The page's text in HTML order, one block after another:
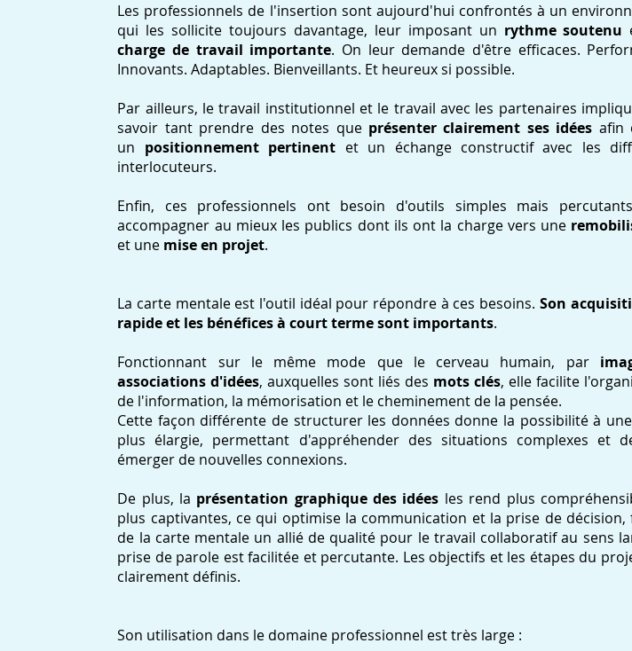
Les professionnels de l'insertion sont aujourd'hui confrontés à un
qui les sollicite toujours davantage, leur imposant un rythme soutenu
charge de travail importante. On leur demande d'être efficaces.
Innovants. Adaptables. Bienveillants. Et heureux si possible.
Par ailleurs, le travail institutionnel et le travail avec les partenaires
savoir tant prendre des notes que présenter clairement ses idées afin
un positionnement pertinent et un échange constructif avec les
interlocuteurs.
Enfin, ces professionnels ont besoin d'outils simples mais
accompagner au mieux les publics dont ils ont la charge vers une
et une mise en projet.
La carte mentale est l'outil idéal pour répondre à ces besoins. Son
rapide et les bénéfices à court terme sont importants.
Fonctionnant sur le même mode que le cerveau humain, par
associations d'idées, auxquelles sont liés des mots clés, elle facilite
de l'information, la mémorisation et le cheminement de la pensée.
Cette façon différente de structurer les données donne la possibilité à
plus élargie, permettant d'appréhender des situations complexes et
émerger de nouvelles connexions.
De plus, la présentation graphique des idées les rend plus
plus captivantes, ce qui optimise la communication et la prise de décision,
de la carte mentale un allié de qualité pour le travail collaboratif au sens
prise de parole est facilitée et percutante. Les objectifs et les étapes du
clairement définis.
Son utilisation dans le domaine professionnel est très large :